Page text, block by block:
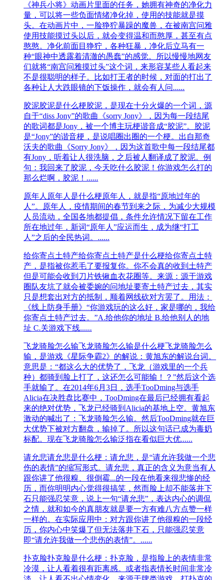
《神兵小将》动画片里面的任务，她拥有神奇的净化力
量，可以将一些负面情绪净化掉，使用的技能就是摸
头。在动画片中，一脸狰狞暴躁的魔兽，在被南宫问雅
使用技能摸过头以后，就会变得温和而憨厚，甚至有点
憨憨。净化前面目狰狞，各种狂暴，净化后立马有一
种“眼神中透露着清澈的愚蠢”的感觉。所以慢慢地网友
们就将“南宫问雅摸过头”这个词，来形容某些人看起来
不是很聪明的样子。比如打王者的时候，对面的打出了
各种让人大跌眼镜的下饭操作，就会有人问......
胶泥胶泥是什么梗胶泥，是现在十分火爆的一个词，源
自于“diss Jony”的歌曲《sorry Jony》，因为每一段结尾
的歌词都是Jony，被一个博主玩梗谐音成“胶泥”。胶泥
是“Jony”的谐音梗，是说唱圈出圈的一个梗。出自那奇
沃夫的歌曲《Sorry Jony》，因为这首歌中每一段结尾都
有Jony，听着让人很洗脑，之后被人翻译成了胶泥。例
句：我回来了胶泥，今天吃什么胶泥！你游戏怎么打的
那么烂啊，胶泥！......
原年人 原年人是什么梗原年人，就是指“原地过年的
人”。原年人，疫情期间的春节到来之际，为减少大规模
人员流动，全国各地都提倡，条件允许情况下留在工作
所在地过年，新词“原年人”应运而生，成为继“打工
人”之后的全民热词。......
给你寄点土特产给你寄点土特产是什么梗给你寄点土特
产，是指被你惹毛了要报复你。你不会真的收到土特产
但是可能会收到刀片铁锹血衣花圈等。来源：源于游戏
圈队友坑了就会被委婉的问地址要寄土特产过去，其实
只是想套出对方的抵制，顺着网线砍对方罢了。用法：
《线上防身手册》“你游戏玩的这么好，家是哪的，我给
你寄点土特产过去。”A.给他你的地址 B.给他别人的地
址 C.关游戏下线......
飞龙骑脸怎么输飞龙骑脸怎么输是什么梗飞龙骑脸怎么
输，是游戏《星际争霸2》的解说：黄旭东的解说台词。
意思是：“都这么大的优势了，飞龙（游戏里的一个兵
种）都骑到脸上打了，这还怎么可能输！？”然后这个选
手就输了。在2014年6月3日，选手TooDming与选手
Alicia在决胜盘比赛中，TooDming在最后已经拥有看起
来的绝对优势，飞龙已经骑到Alicia的基地上空。黄旭东
激动的喊出了：飞龙骑脸怎么输。然后TooDming就在巨
大优势下被对方翻盘，输掉了。所以这句话已成为毒奶
标配。现在飞龙骑脸怎么输泛指在看似巨大优......
请允悲请允悲是什么梗：请允悲，是“请允许我做一个悲
伤的表情”的缩写形式。请允悲，真正的含义为意当有人
跟你讲了他很糗、很倒霉...的一段在他看来很悲惨的经
历，而你明明内心觉得很搞笑，然而脸上却不能落井下
石只能强忍笑意，说上一句“请允悲”，表达内心的调侃
之情，就和如今的真朋友就是要一方有难八方点赞一样
一样的。在实际应用中：对方跟你讲了他很糗的一段经
历，你内心中笑爆了但无法落井下石，只能强忍笑意
即“请允许我做一个悲伤的表情”。......
扑克脸扑克脸是什么梗：扑克脸，是指脸上的表情非常
冷漠，让人看着很有距离感。或者指表情长时间非常冷